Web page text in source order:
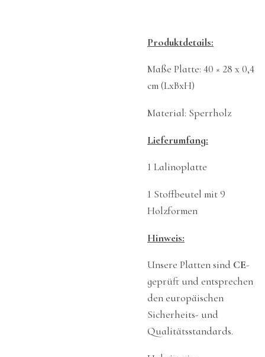
Produktdetails:
Maße Platte: 40 × 28 x 0,4
cm (LxBxH)
Material: Sperrholz
Lieferumfang:
1 Lalinoplatte
1 Stoffbeutel mit 9
Holzformen
Hinweis:
Unsere Platten sind CE-
geprüft und entsprechen
den europäischen
Sicherheits- und
Qualitätsstandards.